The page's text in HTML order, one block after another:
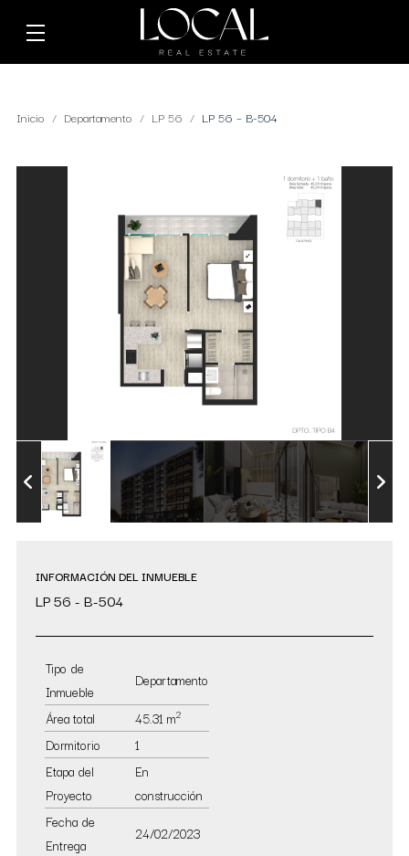
Inicio Departamento LP 56 LP 56 – B-504
INFORMACIÓN DEL INMUEBLE
LP 56 - B-504
Tipo de
Inmueble
Departamento
Área total
45.31 m2
Dormitorio
1
Etapa del
Proyecto
En
construcción
Fecha de
Entrega
24/02/2023